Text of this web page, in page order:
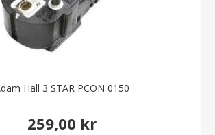
Hall 3 STAR PCON 0150
259,00 kr